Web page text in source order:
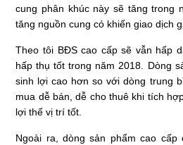
cung phân khúc này sẽ tăng trong
tăng nguồn cung có khiến giao dịch
Theo tôi BĐS cao cấp sẽ vẫn hấp
hấp thụ tốt trong năm 2018. Dòng
sinh lợi cao hơn so với dòng trung
mua dễ bán, dễ cho thuê khi tích
lợi thế vị trí tốt.
Ngoài ra, dòng sản phẩm cao